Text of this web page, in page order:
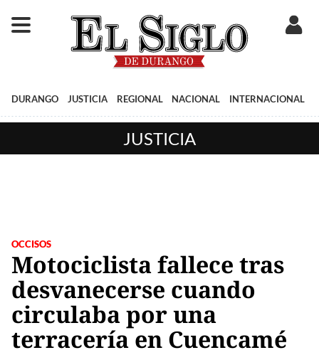
DURANGO JUSTICIA REGIONAL NACIONAL INTERNACIONAL
JUSTICIA
OCCISOS
Motociclista fallece tras
desvanecerse cuando
circulaba por una
terracería en Cuencamé